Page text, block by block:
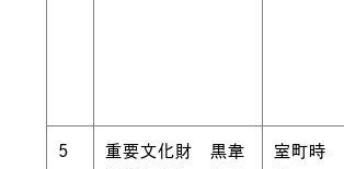
5
重要文化財 黒韋
室町時